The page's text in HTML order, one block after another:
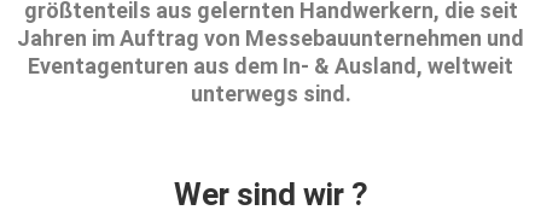
größtenteils aus gelernten Handwerkern, die seit
Jahren im Auftrag von Messebauunternehmen und
Eventagenturen aus dem In- & Ausland, weltweit
unterwegs sind.
Wer sind wir ?